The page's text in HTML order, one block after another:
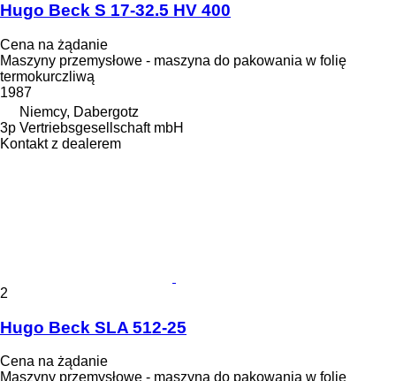
Hugo Beck S 17-32.5 HV 400
Cena na żądanie
Maszyny przemysłowe - maszyna do pakowania w folię
termokurczliwą
1987
Niemcy, Dabergotz
3p Vertriebsgesellschaft mbH
Kontakt z dealerem
2
Hugo Beck SLA 512-25
Cena na żądanie
Maszyny przemysłowe - maszyna do pakowania w folię